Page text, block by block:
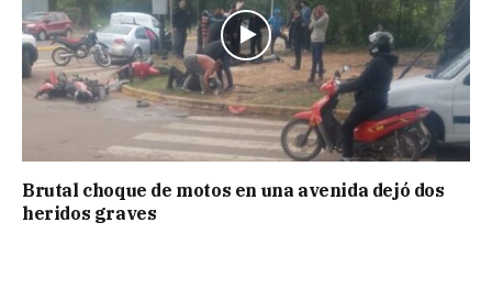
Brutal choque de motos en una avenida dejó dos
heridos graves